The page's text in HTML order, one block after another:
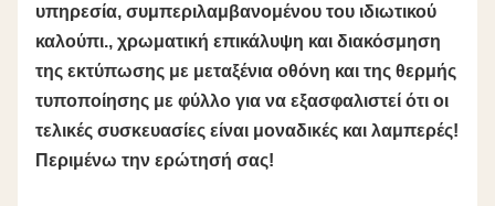
υπηρεσία, συμπεριλαμβανομένου του ιδιωτικού
καλούπι., χρωματική επικάλυψη και διακόσμηση
της εκτύπωσης με μεταξένια οθόνη και της θερμής
τυποποίησης με φύλλο για να εξασφαλιστεί ότι οι
τελικές συσκευασίες είναι μοναδικές και λαμπερές!
Περιμένω την ερώτησή σας!